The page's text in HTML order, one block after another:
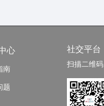
心
南
题
社交平台
扫描二维